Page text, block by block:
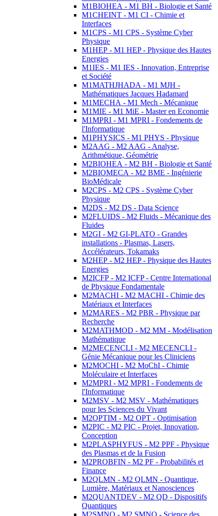
M1BIOHEA - M1 BH - Biologie et Santé
M1CHEINT - M1 CI - Chimie et
Interfaces
M1CPS - M1 CPS - Système Cyber
Physique
M1HEP - M1 HEP - Physique des Hautes
Energies
M1IES - M1 IES - Innovation, Entreprise
et Société
M1MATHJHADA - M1 MJH -
Mathématiques Jacques Hadamard
M1MECHA - M1 Mech - Mécanique
M1MIE - M1 MiE - Master en Economie
M1MPRI - M1 MPRI - Fondements de
l'Informatique
M1PHYSICS - M1 PHYS - Physique
M2AAG - M2 AAG - Analyse,
Arithmétique, Géométrie
M2BIOHEA - M2 BH - Biologie et Santé
M2BIOMECA - M2 BME - Ingénierie
BioMédicale
M2CPS - M2 CPS - Système Cyber
Physique
M2DS - M2 DS - Data Science
M2FLUIDS - M2 Fluids - Mécanique des
Fluides
M2GI - M2 GI-PLATO - Grandes
installations - Plasmas, Lasers,
Accélérateurs, Tokamaks
M2HEP - M2 HEP - Physique des Hautes
Energies
M2ICFP - M2 ICFP - Centre International
de Physique Fondamentale
M2MACHI - M2 MACHI - Chimie des
Matériaux et Interfaces
M2MARES - M2 PBR - Physique par
Recherche
M2MATHMOD - M2 MM - Modélisation
Mathématique
M2MECENCLI - M2 MECENCLI -
Génie Mécanique pour les Cliniciens
M2MOCHI - M2 MoChI - Chimie
Moléculaire et Interfaces
M2MPRI - M2 MPRI - Fondements de
l'Informatique
M2MSV - M2 MSV - Mathématiques
pour les Sciences du Vivant
M2OPTIM - M2 OPT - Optimisation
M2PIC - M2 PIC - Projet, Innovation,
Conception
M2PLASPHYFUS - M2 PPF - Physique
des Plasmas et de la Fusion
M2PROBFIN - M2 PF - Probabilités et
Finance
M2QLMN - M2 QLMN - Quantique,
Lumière, Matériaux et Nanosciences
M2QUANTDEV - M2 QD - Dispositifs
Quantiques
M2SMNO - M2 SMNO - Science des